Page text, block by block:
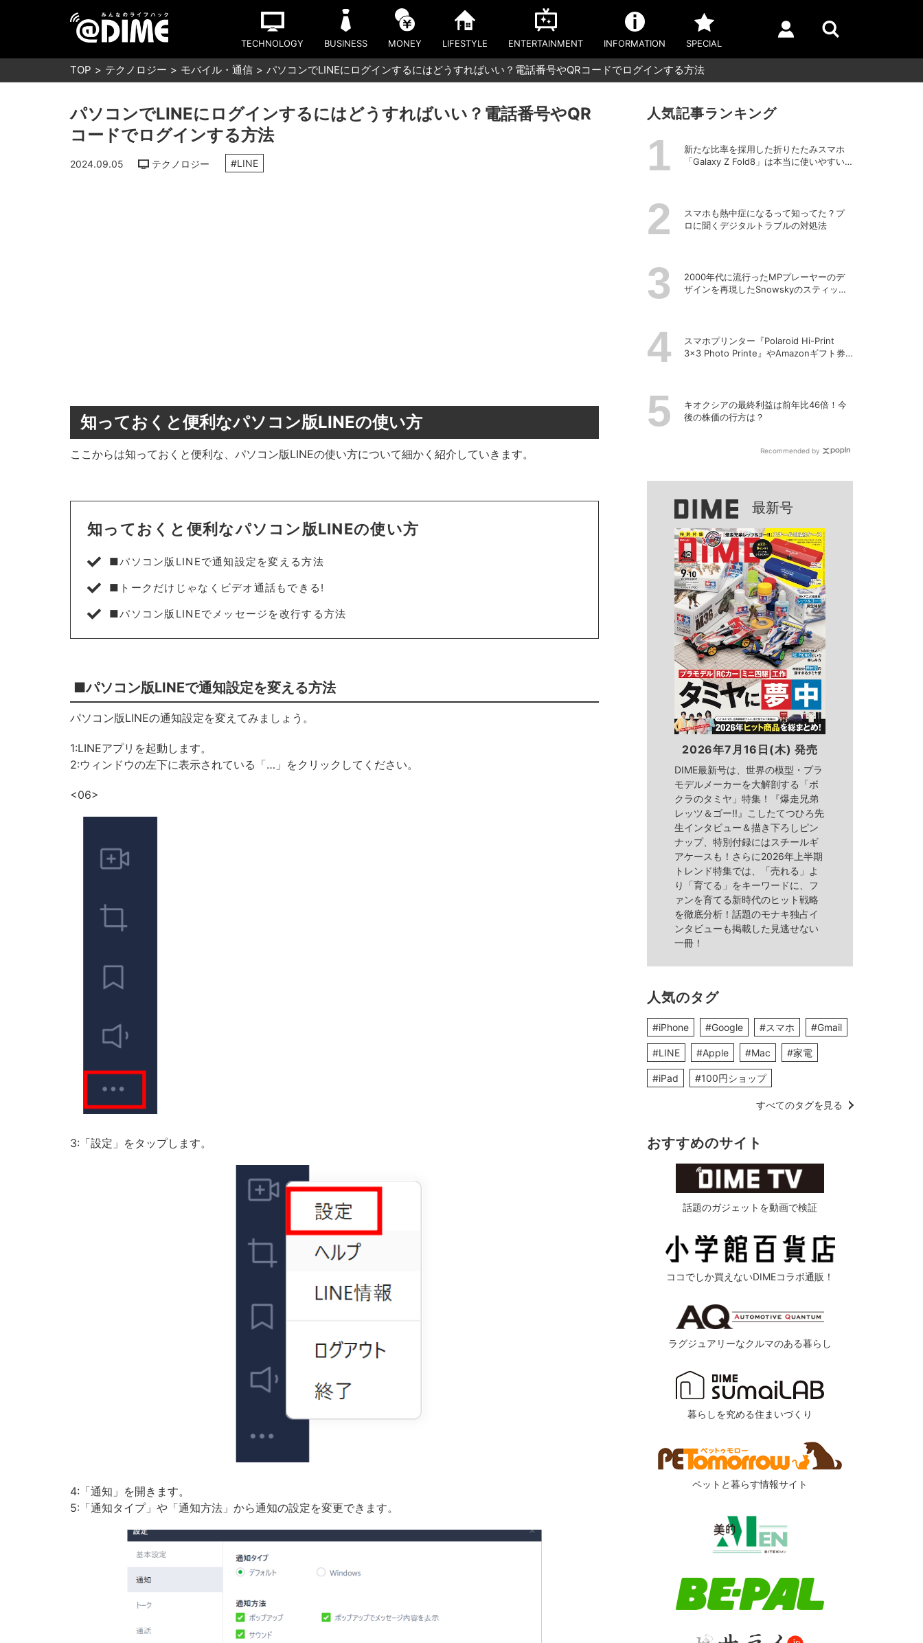
TECHNOLOGY BUSINESS MONEY LIFESTYLE ENTERTAINMENT INFORMATION SPECIAL
TOP テクノロジー モバイル・通信 パソコンでLINEにログインするにはどうすればいい？電話番号やQRコードでログインする方法
パソコンでLINEにログインするにはどうすればいい？電話番号やQR
コードでログインする方法
2024.09.05 テクノロジー #LINE
知っておくと便利なパソコン版LINEの使い方
ここからは知っておくと便利な、パソコン版LINEの使い方について細かく紹介していきます。
知っておくと便利なパソコン版LINEの使い方
■パソコン版LINEで通知設定を変える方法
■トークだけじゃなくビデオ通話もできる!
■パソコン版LINEでメッセージを改行する方法
■パソコン版LINEで通知設定を変える方法
パソコン版LINEの通知設定を変えてみましょう。
1:LINEアプリを起動します。
2:ウィンドウの左下に表示されている「…」をクリックしてください。
<06>
3:「設定」をタップします。
4:「通知」を開きます。
5:「通知タイプ」や「通知方法」から通知の設定を変更できます。
人気記事ランキング
新たな比率を採用した折りたたみスマホ
「Galaxy Z Fold8」は本当に使いやすい
スマホも熱中症になるって知ってた？プ
ロに聞くデジタルトラブルの対処法
2000年代に流行ったMPプレーヤーのデ
ザインを再現したSnowskyのスティック
スマホプリンター『Polaroid Hi-Print
3×3 Photo Printe』やAmazonギフト券
キオクシアの最終利益は前年比46倍！今
後の株価の行方は？
Recommended by
最新号
2026年7月16日(木) 発売
DIME最新号は、世界の模型・プラ
モデルメーカーを大解剖する「ボ
クラのタミヤ」特集！『爆走兄弟
レッツ＆ゴー!!』こしたてつひろ先
生インタビュー＆描き下ろしピン
ナップ、特別付録にはスチールギ
アケースも！さらに2026年上半期
トレンド特集では、「売れる」よ
り「育てる」をキーワードに、フ
ァンを育てる新時代のヒット戦略
を徹底分析！話題のモナキ独占イ
ンタビューも掲載した見逃せない
一冊！
人気のタグ
#iPhone #Google #スマホ #Gmail
#LINE #Apple #Mac #家電
#iPad #100円ショップ
すべてのタグを見る
おすすめのサイト
話題のガジェットを動画で検証
ココでしか買えないDIMEコラボ通販！
ラグジュアリーなクルマのある暮らし
暮らしを究める住まいづくり
ペットと暮らす情報サイト